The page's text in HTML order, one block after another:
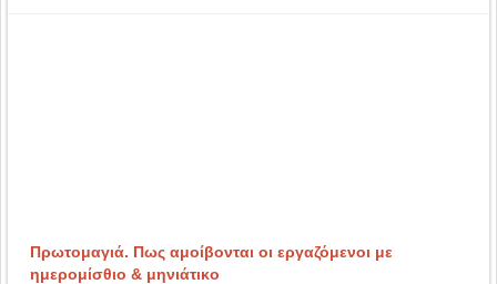
Πρωτομαγιά. Πως αμοίβονται οι εργαζόμενοι με
ημερομίσθιο & μηνιάτικο